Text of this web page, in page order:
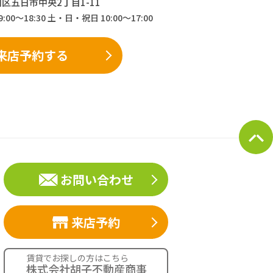
～18:30 土・日・祝日 10:00～17:00
店予約する
お問い合わせ
来店予約
賃貸でお探しの方はこちら
株式会社胡子不動産商事